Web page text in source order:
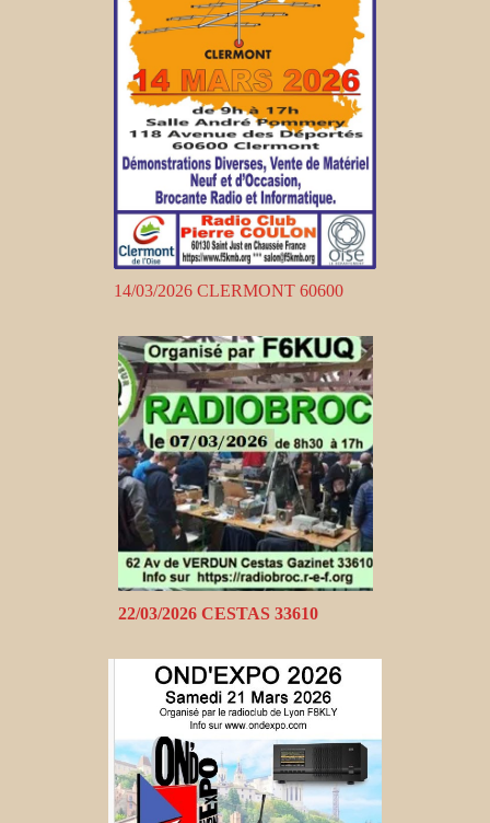
14/03/2026 CLERMONT 60600
22/03/2026 CESTAS 33610